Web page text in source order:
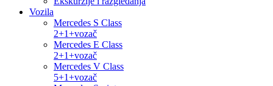
Vozila
Mercedes S Class
2+1+vozač
Mercedes E Class
2+1+vozač
Mercedes V Class
5+1+vozač